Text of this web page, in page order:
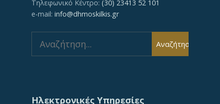
Τηλεφωνικό Κέντρο: (30) 23413 52 101
e-mail: info@dhmoskilkis.gr
for:
Αναζήτηση
Ηλεκτρονικές Υπηρεσίες